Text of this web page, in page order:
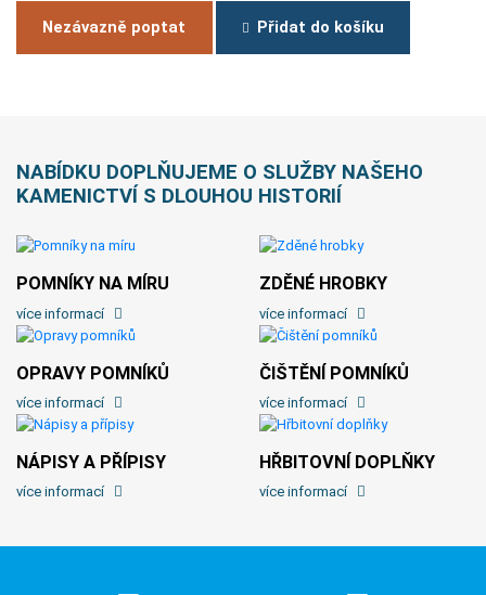
Nezávazně poptat Přidat do košíku
NABÍDKU DOPLŇUJEME O SLUŽBY NAŠEHO
KAMENICTVÍ S DLOUHOU HISTORIÍ
POMNÍKY NA MÍRU
více informací
ZDĚNÉ HROBKY
více informací
OPRAVY POMNÍKŮ
více informací
ČIŠTĚNÍ POMNÍKŮ
více informací
NÁPISY A PŘÍPISY
více informací
HŘBITOVNÍ DOPLŇKY
více informací